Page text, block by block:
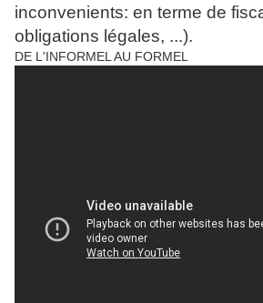
inconvenients: en terme de
obligations légales, ...).
DE L'INFORMEL AU FORMEL